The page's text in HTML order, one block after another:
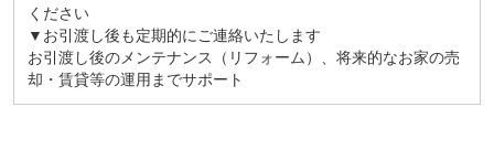
ください
▼お引渡し後も定期的にご連絡いたします
お引渡し後のメンテナンス（リフォーム）、将来的なお家の売
却・賃貸等の運用までサポート